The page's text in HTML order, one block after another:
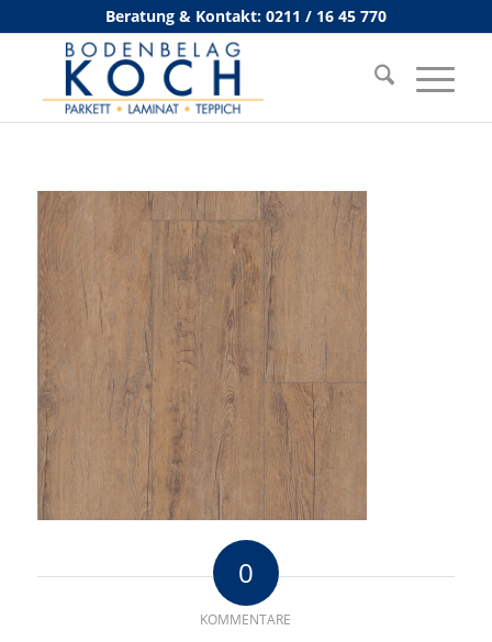
Beratung & Kontakt: 0211 / 16 45 770
0
KOMMENTARE